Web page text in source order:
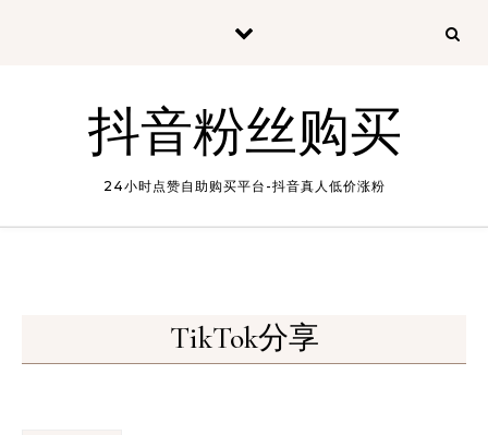
抖音粉丝购买
24小时点赞自助购买平台-抖音真人低价涨粉
TikTok分享